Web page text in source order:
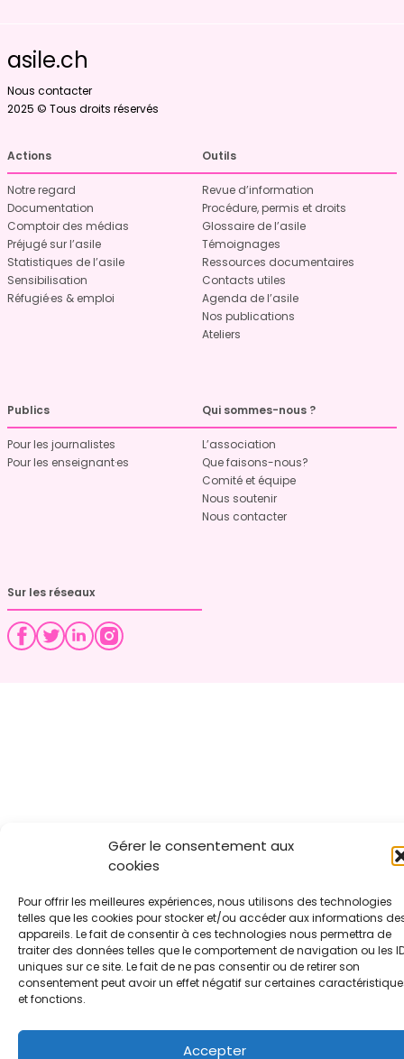
Gérer le consentement aux
cookies
Pour offrir les meilleures expériences, nous utilisons des technologies
telles que les cookies pour stocker et/ou accéder aux informations
appareils. Le fait de consentir à ces technologies nous permettra de
traiter des données telles que le comportement de navigation ou les
uniques sur ce site. Le fait de ne pas consentir ou de retirer son
consentement peut avoir un effet négatif sur certaines
et fonctions.
Accepter
asile.ch
Nous contacter
2025 © Tous droits réservés
Actions
Notre regard
Documentation
Comptoir des médias
Préjugé sur l’asile
Statistiques de l’asile
Sensibilisation
Réfugié·es & emploi
Outils
Revue d’information
Procédure, permis et droits
Glossaire de l’asile
Témoignages
Ressources documentaires
Contacts utiles
Agenda de l’asile
Nos publications
Ateliers
Publics
Pour les journalistes
Pour les enseignant·es
Qui sommes-nous ?
L’association
Que faisons-nous?
Comité et équipe
Nous soutenir
Nous contacter
Sur les réseaux